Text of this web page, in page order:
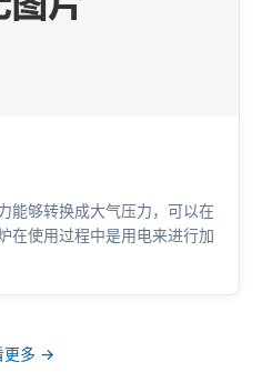
能够转换成大气压力，可以在
在使用过程中是用电来进行加
更多 →